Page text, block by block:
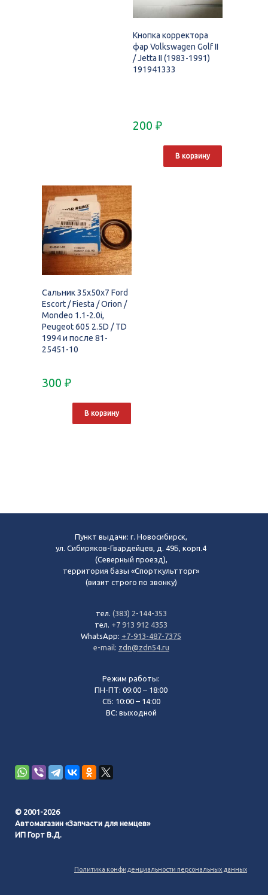
Кнопка корректора
фар Volkswagen Golf II
/ Jetta II (1983-1991)
191941333
200 ₽
В корзину
Сальник 35x50x7 Ford
Escort / Fiesta / Orion /
Mondeo 1.1-2.0i,
Peugeot 605 2.5D / TD
1994 и после 81-
25451-10
300 ₽
В корзину
Пункт выдачи: г. Новосибирск,
ул. Сибиряков-Гвардейцев, д. 49Б, корп.4
(Северный проезд),
территория базы «Спорткультторг»
(визит строго по звонку)
тел. (383) 2-144-353
тел. +7 913 912 4353
WhatsApp: +7-913-487-7375
e-mail: zdn@zdn54.ru
Режим работы:
ПН-ПТ: 09:00 – 18:00
СБ: 10:00 – 14:00
ВС: выходной
© 2001-2026
Автомагазин «Запчасти для немцев»
ИП Горт В.Д.
Политика конфиденциальности персональных данных